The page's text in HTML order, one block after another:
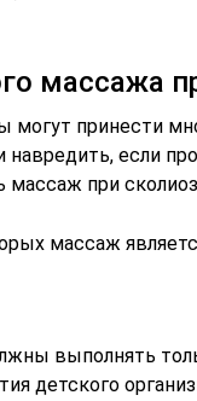
массажа
могут принести
навредить, если
при
массаж
выполнять
детского